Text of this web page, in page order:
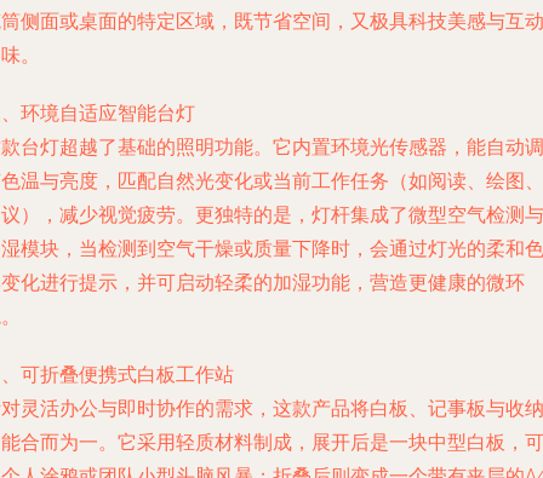
侧面或桌面的特定区域，既节省空间，又极具科技美感与互动
。
环境自适应智能台灯
台灯超越了基础的照明功能。它内置环境光传感器，能自动调
温与亮度，匹配自然光变化或当前工作任务（如阅读、绘图、
），减少视觉疲劳。更独特的是，灯杆集成了微型空气检测与
模块，当检测到空气干燥或质量下降时，会通过灯光的柔和色
化进行提示，并可启动轻柔的加湿功能，营造更健康的微环
可折叠便携式白板工作站
灵活办公与即时协作的需求，这款产品将白板、记事板与收纳
合而为一。它采用轻质材料制成，展开后是一块中型白板，可